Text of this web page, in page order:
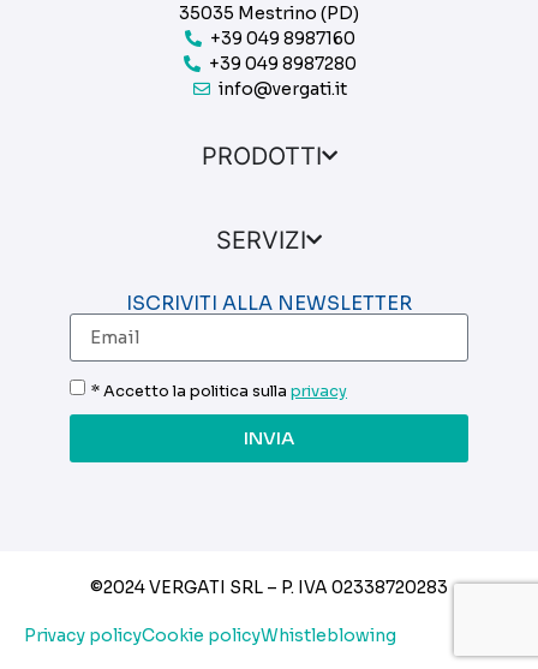
35035 Mestrino (PD)
+39 049 8987160
+39 049 8987280
info@vergati.it
PRODOTTI
SERVIZI
ISCRIVITI ALLA NEWSLETTER
* Accetto la politica sulla privacy
INVIA
©2024 VERGATI SRL – P. IVA 02338720283
Privacy policyCookie policyWhistleblowing